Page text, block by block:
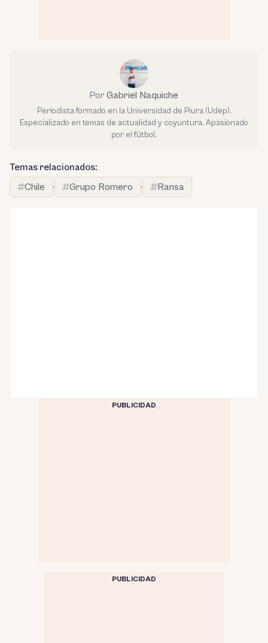
Por Gabriel Naquiche
Periodista formado en la Universidad de Piura (Udep).
Especializado en temas de actualidad y coyuntura. Apasionado
por el fútbol.
Temas relacionados:
Chile
· Grupo Romero · Ransa
PUBLICIDAD
PUBLICIDAD